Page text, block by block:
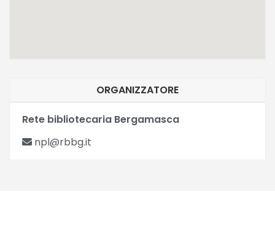
ORGANIZZATORE
Rete bibliotecaria Bergamasca
npl@rbbg.it